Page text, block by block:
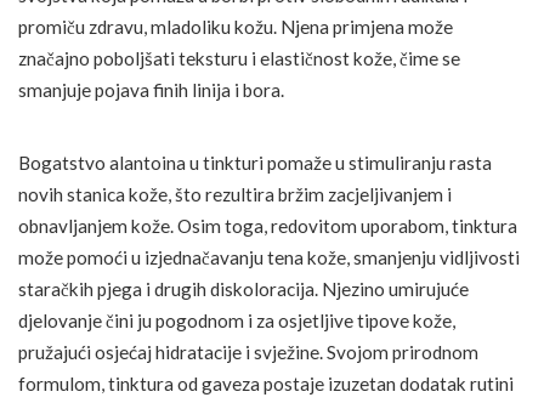
promiču zdravu, mladoliku kožu. Njena primjena može
značajno poboljšati teksturu i elastičnost kože, čime se
smanjuje pojava finih linija i bora.
Bogatstvo alantoina u tinkturi pomaže u stimuliranju rasta
novih stanica kože, što rezultira bržim zacjeljivanjem i
obnavljanjem kože. Osim toga, redovitom uporabom, tinktura
može pomoći u izjednačavanju tena kože, smanjenju vidljivosti
staračkih pjega i drugih diskoloracija. Njezino umirujuće
djelovanje čini ju pogodnom i za osjetljive tipove kože,
pružajući osjećaj hidratacije i svježine. Svojom prirodnom
formulom, tinktura od gaveza postaje izuzetan dodatak rutini